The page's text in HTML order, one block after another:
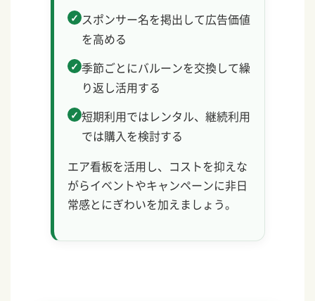
スポンサー名を掲出して広告価値
を高める
季節ごとにバルーンを交換して繰
り返し活用する
短期利用ではレンタル、継続利用
では購入を検討する
エア看板を活用し、コストを抑えな
がらイベントやキャンペーンに非日
常感とにぎわいを加えましょう。